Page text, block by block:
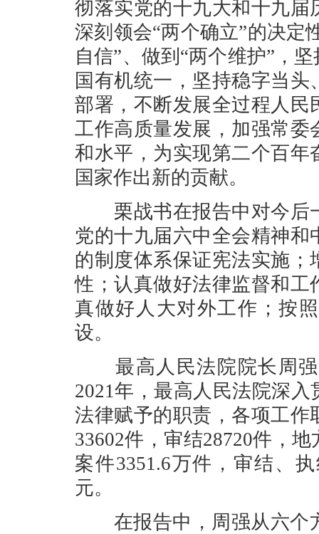
彻落实党的十九大和十九
深刻领会“两个确立”的决定
自信”、做到“两个维护”，
国有机统一，坚持稳字当
部署，不断发展全过程人
工作高质量发展，加强常
和水平，为实现第二个百
国家作出新的贡献。
栗战书在报告中对今后
党的十九届六中全会精神
的制度体系保证宪法实施
性；认真做好法律监督和
真做好人大对外工作；按
设。
最高人民法院院长周强
2021年，最高人民法院深
法律赋予的职责，各项工
33602件，审结28720件，
案件3351.6万件，审结、
元。
在报告中，周强从六个